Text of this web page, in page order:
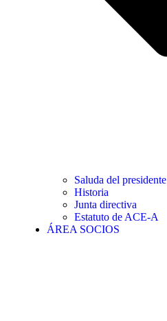
Saluda del presidente
Historia
Junta directiva
Estatuto de ACE-A
ÁREA SOCIOS